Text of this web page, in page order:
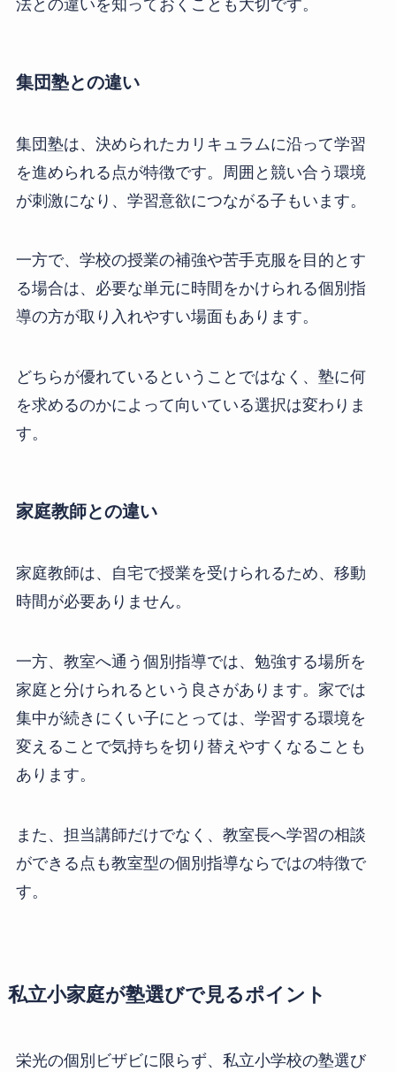
法との違いを知っておくことも大切です。
集団塾との違い
集団塾は、決められたカリキュラムに沿って学習
を進められる点が特徴です。周囲と競い合う環境
が刺激になり、学習意欲につながる子もいます。
一方で、学校の授業の補強や苦手克服を目的とす
る場合は、必要な単元に時間をかけられる個別指
導の方が取り入れやすい場面もあります。
どちらが優れているということではなく、塾に何
を求めるのかによって向いている選択は変わりま
す。
家庭教師との違い
家庭教師は、自宅で授業を受けられるため、移動
時間が必要ありません。
一方、教室へ通う個別指導では、勉強する場所を
家庭と分けられるという良さがあります。家では
集中が続きにくい子にとっては、学習する環境を
変えることで気持ちを切り替えやすくなることも
あります。
また、担当講師だけでなく、教室長へ学習の相談
ができる点も教室型の個別指導ならではの特徴で
す。
私立小家庭が塾選びで見るポイント
栄光の個別ビザビに限らず、私立小学校の塾選び